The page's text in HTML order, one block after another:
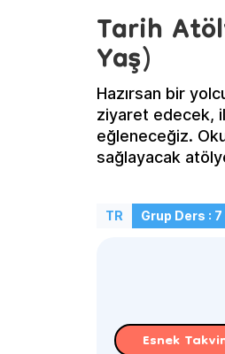
Tarih
Yaş)
Hazırsan bir
ziyaret edecek,
eğleneceğiz.
sağlayacak
TR Grup Ders :
Esnek